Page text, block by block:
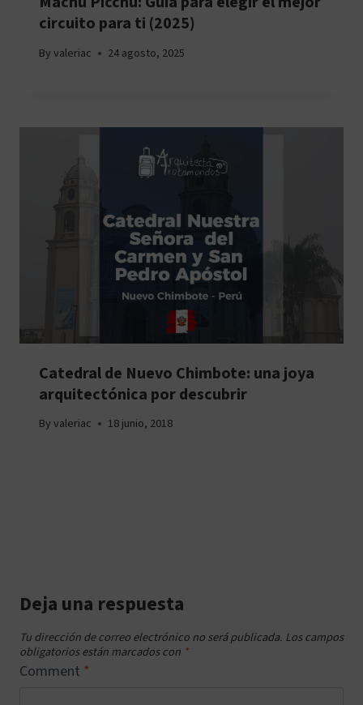
circuito para ti (2025)
Byvaleriac 24 agosto, 2025
Catedral de Nuevo Chimbote: una joya
arquitectónica por descubrir
Byvaleriac 18 junio, 2018
Deja una respuesta
Tu dirección de correo electrónico no será publicada. Los campos
obligatorios están marcados con *
Comment *